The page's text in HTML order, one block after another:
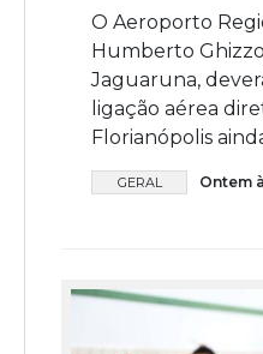
O Aeroporto
Humberto
Jaguaruna,
ligação aérea
Florianópolis
GERAL Ontem